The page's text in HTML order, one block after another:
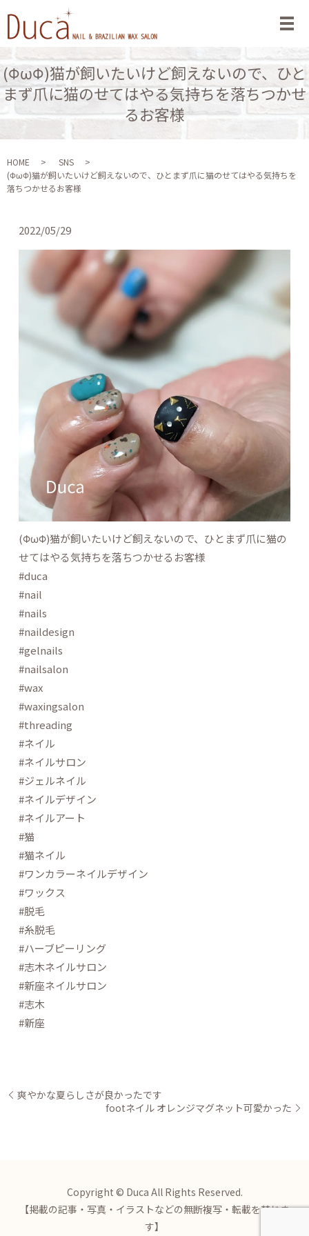
メ
(ΦωΦ)猫が飼いたいけど飼えないので、ひと
まず爪に猫のせてはやる気持ちを落ちつかせ
るお客様
HOME
SNS
(ΦωΦ)猫が飼いたいけど飼えないので、ひとまず爪に猫のせてはやる気持ちを
落ちつかせるお客様
2022/05/29
(ΦωΦ)猫が飼いたいけど飼えないので、ひとまず爪に猫の
せてはやる気持ちを落ちつかせるお客様
#duca
#nail
#nails
#naildesign
#gelnails
#nailsalon
#wax
#waxingsalon
#threading
#ネイル
#ネイルサロン
#ジェルネイル
#ネイルデザイン
#ネイルアート
#猫
#猫ネイル
#ワンカラーネイルデザイン
#ワックス
#脱毛
#糸脱毛
#ハーブピーリング
#志木ネイルサロン
#新座ネイルサロン
#志木
#新座
爽やかな夏らしさが良かったです
footネイル オレンジマグネット可愛かった
Copyright © Duca All Rights Reserved.
【掲載の記事・写真・イラストなどの無断複写・転載を禁じま
す】